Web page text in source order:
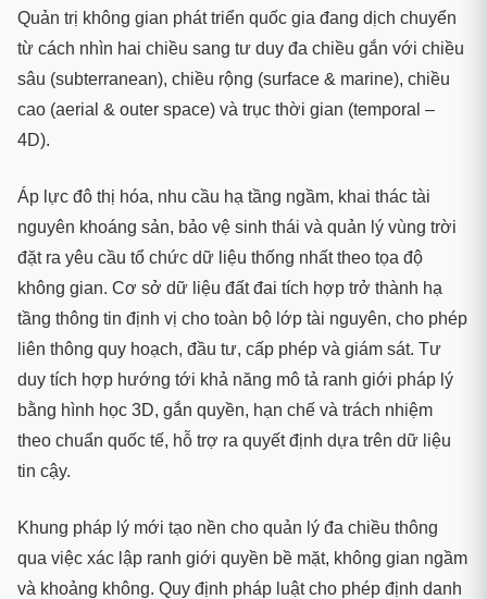
Quản trị không gian phát triển quốc gia đang dịch chuyển
từ cách nhìn hai chiều sang tư duy đa chiều gắn với chiều
sâu (subterranean), chiều rộng (surface & marine), chiều
cao (aerial & outer space) và trục thời gian (temporal –
4D).
Áp lực đô thị hóa, nhu cầu hạ tầng ngầm, khai thác tài
nguyên khoáng sản, bảo vệ sinh thái và quản lý vùng trời
đặt ra yêu cầu tổ chức dữ liệu thống nhất theo tọa độ
không gian. Cơ sở dữ liệu đất đai tích hợp trở thành hạ
tầng thông tin định vị cho toàn bộ lớp tài nguyên, cho phép
liên thông quy hoạch, đầu tư, cấp phép và giám sát. Tư
duy tích hợp hướng tới khả năng mô tả ranh giới pháp lý
bằng hình học 3D, gắn quyền, hạn chế và trách nhiệm
theo chuẩn quốc tế, hỗ trợ ra quyết định dựa trên dữ liệu
tin cậy.
Khung pháp lý mới tạo nền cho quản lý đa chiều thông
qua việc xác lập ranh giới quyền bề mặt, không gian ngầm
và khoảng không. Quy định pháp luật cho phép định danh